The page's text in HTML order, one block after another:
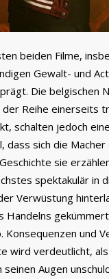
beiden Filme,
Gewalt- und
Die belgischen
der Reihe einerseits
schalten jedoch
dass sich die
sie
spektakulär in
Verwüstung
Handelns
Konsequenzen und
wird verdeutlicht,
Augen